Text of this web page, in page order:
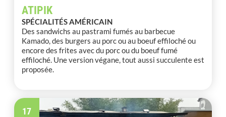
ATIPIK
SPÉCIALITÉS AMÉRICAIN
Des sandwichs au pastrami fumés au barbecue
Kamado, des burgers au porc ou au boeuf effiloché ou
encore des frites avec du porc ou du boeuf fumé
effiloché. Une version végane, tout aussi succulente est
proposée.
17